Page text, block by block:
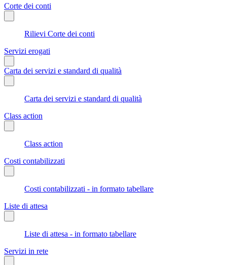
Corte dei conti
Rilievi Corte dei conti
Servizi erogati
Carta dei servizi e standard di qualità
Carta dei servizi e standard di qualità
Class action
Class action
Costi contabilizzati
Costi contabilizzati - in formato tabellare
Liste di attesa
Liste di attesa - in formato tabellare
Servizi in rete